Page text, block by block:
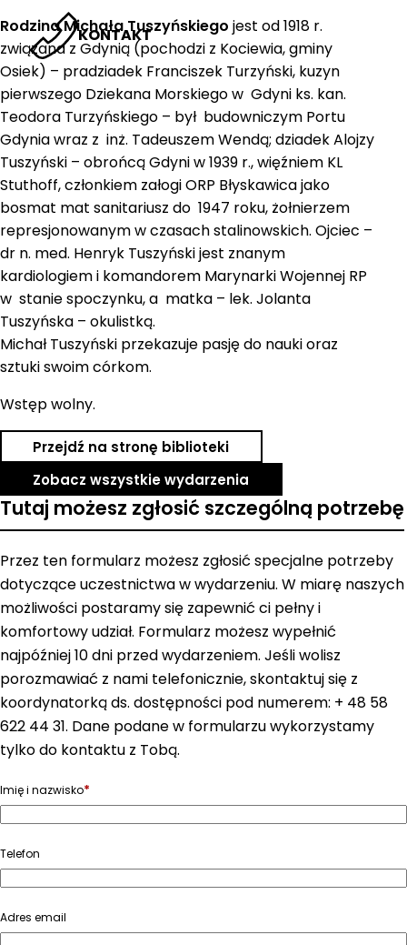
KONTAKT
Rodzina Michała Tuszyńskiego jest od 1918 r.
związana z Gdynią (pochodzi z Kociewia, gminy
Osiek) – pradziadek Franciszek Turzyński, kuzyn
pierwszego Dziekana Morskiego w Gdyni ks. kan.
Teodora Turzyńskiego – był budowniczym Portu
Gdynia wraz z inż. Tadeuszem Wendą; dziadek Alojzy
Tuszyński – obrońcą Gdyni w 1939 r., więźniem KL
Stuthoff, członkiem załogi ORP Błyskawica jako
bosmat mat sanitariusz do 1947 roku, żołnierzem
represjonowanym w czasach stalinowskich. Ojciec –
dr n. med. Henryk Tuszyński jest znanym
kardiologiem i komandorem Marynarki Wojennej RP
w stanie spoczynku, a matka – lek. Jolanta
Tuszyńska – okulistką.
Michał Tuszyński przekazuje pasję do nauki oraz
sztuki swoim córkom.
Wstęp wolny.
Przejdź na stronę biblioteki
Zobacz wszystkie wydarzenia
Tutaj możesz zgłosić szczególną potrzebę
Przez ten formularz możesz zgłosić specjalne potrzeby
dotyczące uczestnictwa w wydarzeniu. W miarę naszych
możliwości postaramy się zapewnić ci pełny i
komfortowy udział. Formularz możesz wypełnić
najpóźniej 10 dni przed wydarzeniem. Jeśli wolisz
porozmawiać z nami telefonicznie, skontaktuj się z
koordynatorką ds. dostępności pod numerem: + 48 58
622 44 31. Dane podane w formularzu wykorzystamy
tylko do kontaktu z Tobą.
Imię i nazwisko*
Telefon
Adres email